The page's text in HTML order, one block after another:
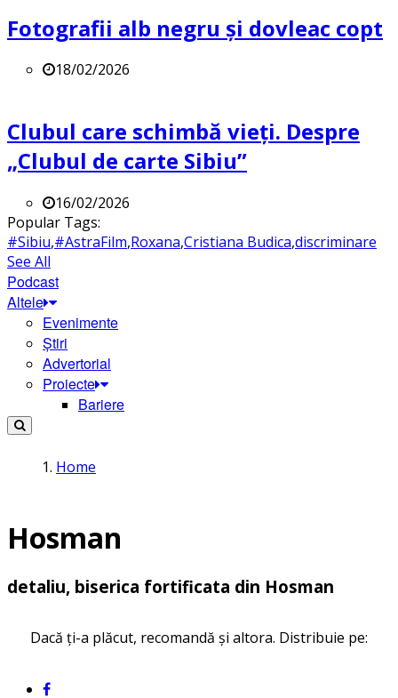
Fotografii alb negru și dovleac copt
18/02/2026
Clubul care schimbă vieți. Despre
„Clubul de carte Sibiu”
16/02/2026
Popular Tags:
#Sibiu,#AstraFilm,Roxana,Cristiana Budica,discriminare
See All
Podcast
Altele
Evenimente
Știri
Advertorial
Proiecte
Bariere
Home
Hosman
detaliu, biserica fortificata din Hosman
Dacă ți-a plăcut, recomandă și altora. Distribuie pe: